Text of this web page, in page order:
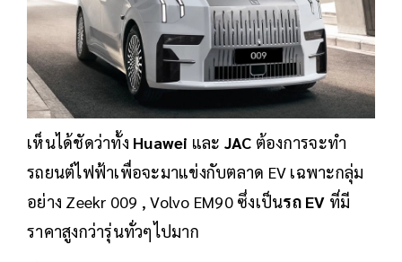
เห็นได้ชัดว่าทั้ง Huawei และ JAC ต้องการจะทำ
รถยนต์ไฟฟ้าเพื่อจะมาแข่งกับตลาด EV เฉพาะกลุ่ม
อย่าง Zeekr 009 , Volvo EM90 ซึ่งเป็นรถ EV ที่มี
ราคาสูงกว่ารุ่นทั่วๆไปมาก